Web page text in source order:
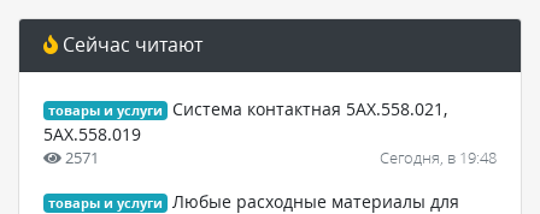
Сейчас читают
товары и услуги
Cистема контактная 5АХ.558.021,
5АХ.558.019
2571 Сегодня, в 19:48
товары и услуги
Любые расходные материалы для